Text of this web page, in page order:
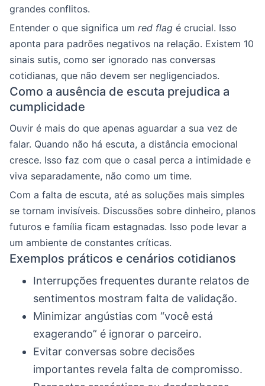
grandes conflitos.
Entender o que significa um red flag é crucial. Isso
aponta para padrões negativos na relação. Existem 10
sinais sutis, como ser ignorado nas conversas
cotidianas, que não devem ser negligenciados.
Como a ausência de escuta prejudica a
cumplicidade
Ouvir é mais do que apenas aguardar a sua vez de
falar. Quando não há escuta, a distância emocional
cresce. Isso faz com que o casal perca a intimidade e
viva separadamente, não como um time.
Com a falta de escuta, até as soluções mais simples
se tornam invisíveis. Discussões sobre dinheiro, planos
futuros e família ficam estagnadas. Isso pode levar a
um ambiente de constantes críticas.
Exemplos práticos e cenários cotidianos
Interrupções frequentes durante relatos de
sentimentos mostram falta de validação.
Minimizar angústias com “você está
exagerando” é ignorar o parceiro.
Evitar conversas sobre decisões
importantes revela falta de compromisso.